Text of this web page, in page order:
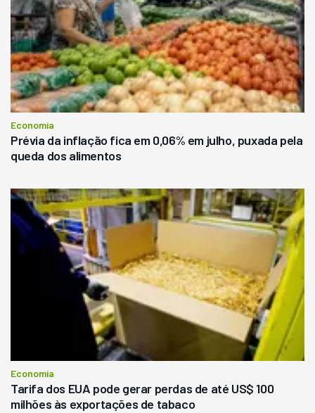
Economia
Prévia da inflação fica em 0,06% em julho, puxada pela
queda dos alimentos
Economia
Tarifa dos EUA pode gerar perdas de até US$ 100
milhões às exportações de tabaco